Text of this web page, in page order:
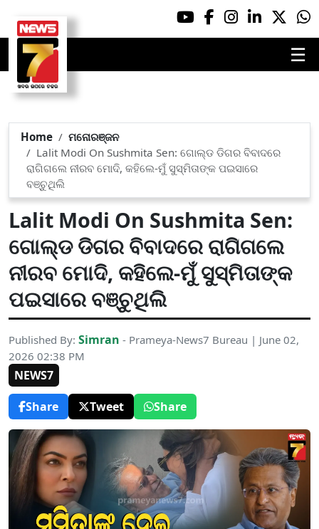
☰
Home
ମନୋରଞ୍ଜନ
Lalit Modi On Sushmita Sen: ଗୋଲ୍ଡ ଡିଗର ବିବାଦରେ
ରାଗିଗଲେ ନୀରବ ମୋଦି, କହିଲେ-ମୁଁ ସୁସ୍ମିତାଙ୍କ ପଇସାରେ
ବଞ୍ଚୁଥିଲି
Lalit Modi On Sushmita Sen:
ଗୋଲ୍ଡ ଡିଗର ବିବାଦରେ ରାଗିଗଲେ
ନୀରବ ମୋଦି, କହିଲେ-ମୁଁ ସୁସ୍ମିତାଙ୍କ
ପଇସାରେ ବଞ୍ଚୁଥିଲି
Published By: Simran - Prameya-News7 Bureau | June 02,
2026 02:38 PM
NEWS7
Share
Tweet Share